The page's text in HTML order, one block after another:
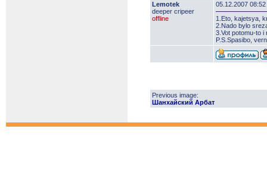
Lemotek
deeper сripeer
offline
05.12.2007 08:52
1.Eto, kajetsya,
2.Nado bylo
3.Vot potomu-to
P.S.Spasibo,
Previous image:
Шанхайский Арбат